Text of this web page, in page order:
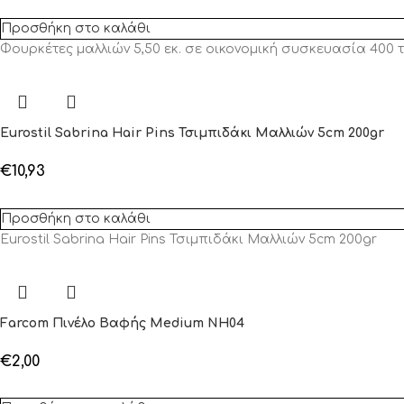
Προσθήκη στο καλάθι
Φουρκέτες μαλλιών 5,50 εκ. σε οικονομική συσκευασία 400
Eurostil Sabrina Hair Pins Τσιμπιδάκι Μαλλιών 5cm 200gr
€10,93
Προσθήκη στο καλάθι
Eurostil Sabrina Hair Pins Τσιμπιδάκι Μαλλιών 5cm 200gr
Farcom Πινέλο Βαφής Medium NH04
€2,00